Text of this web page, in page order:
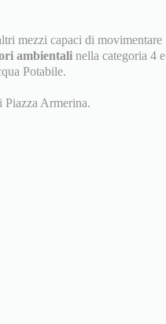
mezzi capaci di movimentare
ambientali nella categoria 4 e
Potabile.
Piazza Armerina.